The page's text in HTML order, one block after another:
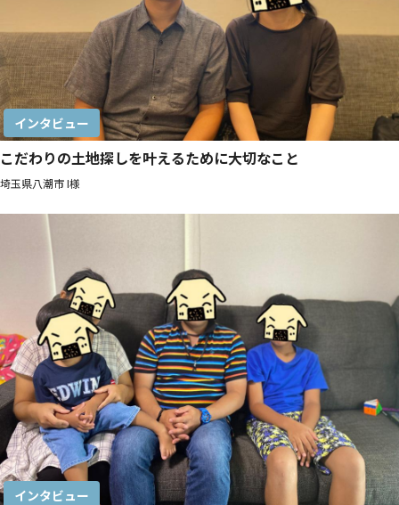
インタビュー
こだわりの土地探しを叶えるために大切なこと
埼玉県八潮市 I様
インタビュー